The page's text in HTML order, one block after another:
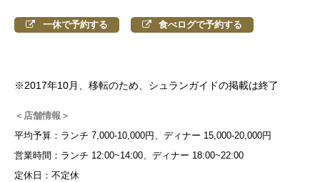
一休で予約する 食べログで予約する
※2017年10月、移転のため、シュランガイドの掲載は終了
＜店舗情報＞
平均予算：ランチ 7,000-10,000円、ディナー 15,000-20,000円
営業時間：ランチ 12:00~14:00、ディナー 18:00~22:00
定休日：不定休